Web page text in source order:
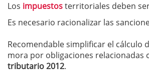
Los impuestosterritoriales deben
Es necesario racionalizar las
Recomendable simplificar el cálculo
mora por obligaciones relacionadas
tributario 2012.